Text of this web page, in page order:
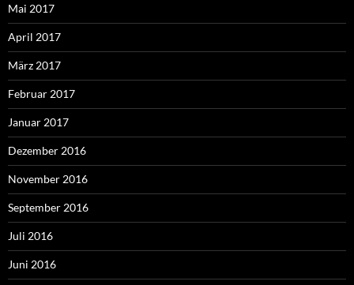
Mai 2017
April 2017
März 2017
Februar 2017
Januar 2017
Dezember 2016
November 2016
September 2016
Juli 2016
Juni 2016